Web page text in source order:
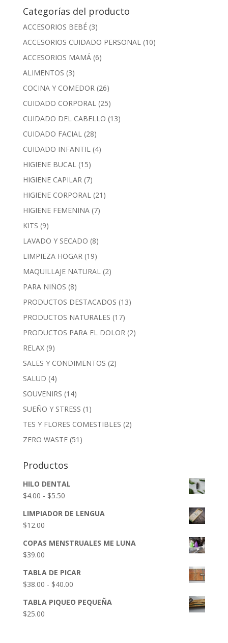
Categorías del producto
ACCESORIOS BEBÉ (3)
ACCESORIOS CUIDADO PERSONAL (10)
ACCESORIOS MAMÁ (6)
ALIMENTOS (3)
COCINA Y COMEDOR (26)
CUIDADO CORPORAL (25)
CUIDADO DEL CABELLO (13)
CUIDADO FACIAL (28)
CUIDADO INFANTIL (4)
HIGIENE BUCAL (15)
HIGIENE CAPILAR (7)
HIGIENE CORPORAL (21)
HIGIENE FEMENINA (7)
KITS (9)
LAVADO Y SECADO (8)
LIMPIEZA HOGAR (19)
MAQUILLAJE NATURAL (2)
PARA NIÑOS (8)
PRODUCTOS DESTACADOS (13)
PRODUCTOS NATURALES (17)
PRODUCTOS PARA EL DOLOR (2)
RELAX (9)
SALES Y CONDIMENTOS (2)
SALUD (4)
SOUVENIRS (14)
SUEÑO Y STRESS (1)
TES Y FLORES COMESTIBLES (2)
ZERO WASTE (51)
Productos
HILO DENTAL
$4.00 - $5.50Rango
precios:
$4.00
LIMPIADOR DE LENGUA
$12.00
COPAS MENSTRUALES ME LUNA
$39.00
TABLA DE PICAR
$38.00 - $40.00Rango
precios:
TABLA PIQUEO PEQUEÑA
$25.00